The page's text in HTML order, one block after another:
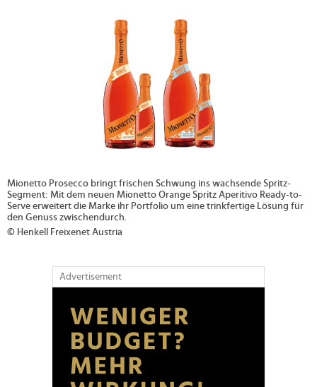
Mionetto Prosecco bringt frischen Schwung ins wachsende Spritz-
Segment: Mit dem neuen Mionetto Orange Spritz Aperitivo Ready-to-
Serve erweitert die Marke ihr Portfolio um eine trinkfertige Lösung für
den Genuss zwischendurch.
© Henkell Freixenet Austria
Advertisement